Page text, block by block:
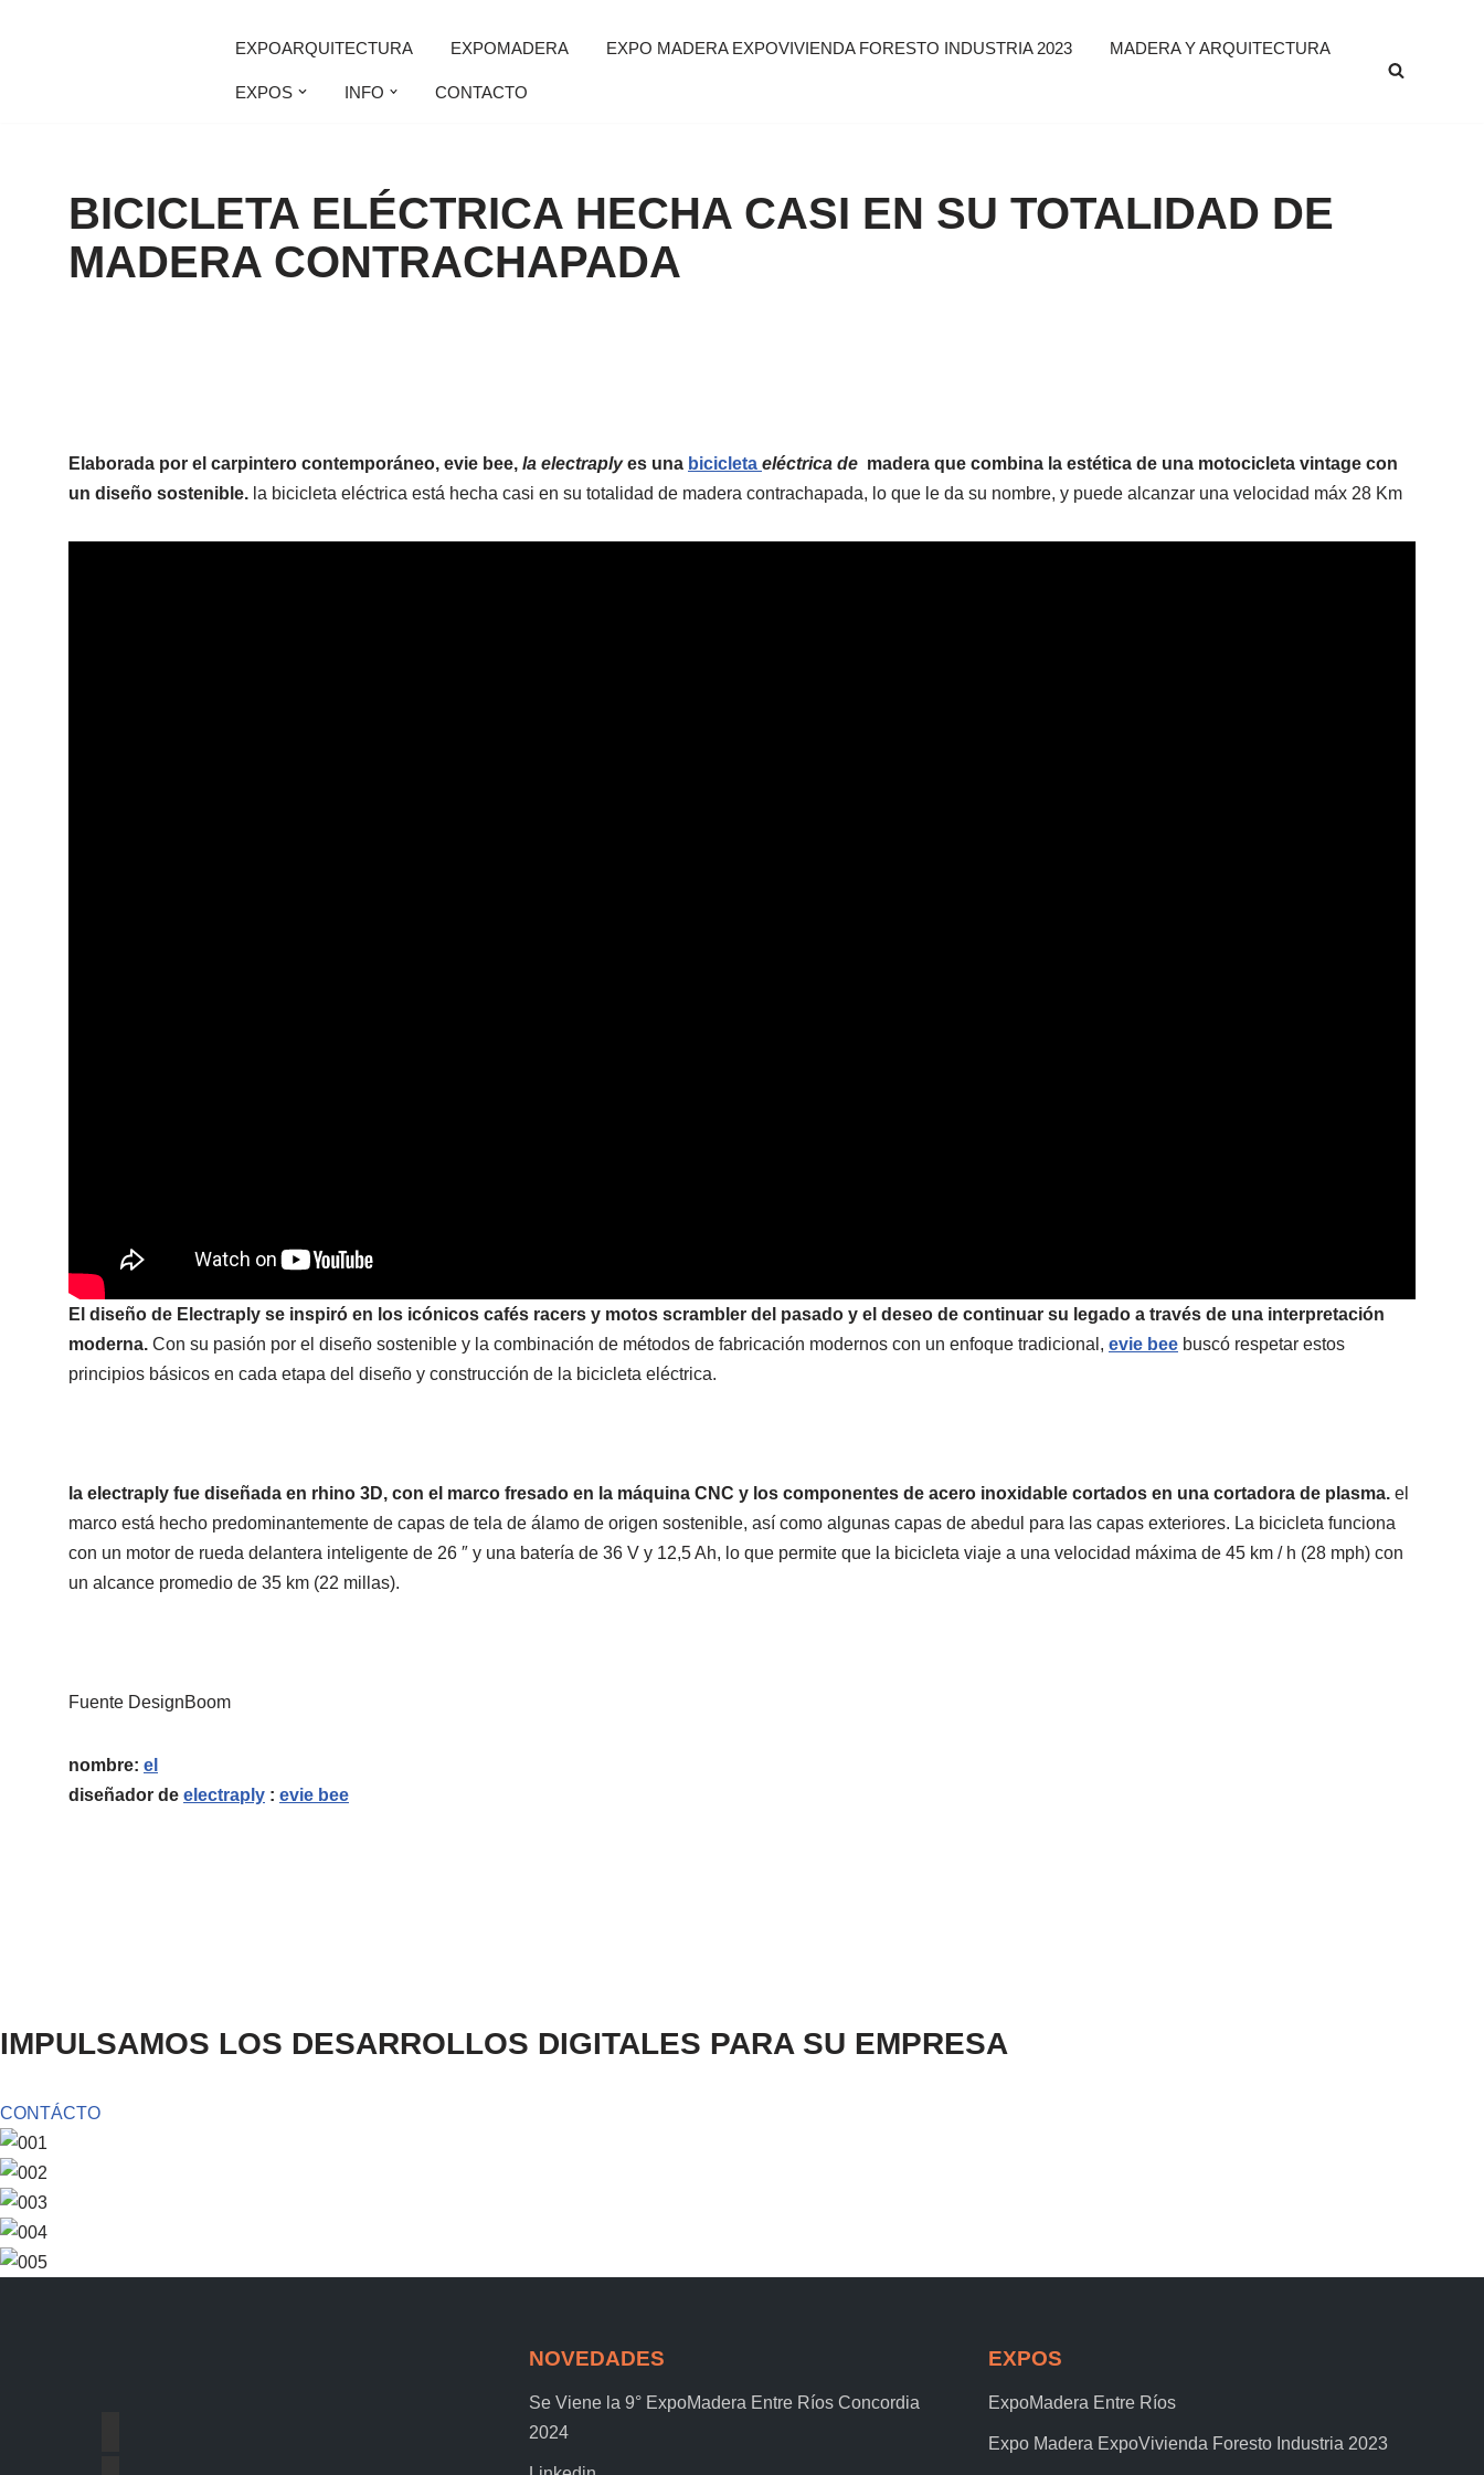
EXPOARQUITECTURA EXPOMADERA EXPO MADERA EXPOVIVIENDA FORESTO INDUSTRIA 2023 MADERA Y ARQUITECTURA
EXPOS INFO CONTACTO
BICICLETA ELÉCTRICA HECHA CASI EN SU TOTALIDAD DE
MADERA CONTRACHAPADA
Elaborada por el carpintero contemporáneo, evie bee, la electraplyes una bicicleta eléctrica de madera que combina la estética de una motocicleta vintage con
un diseño sostenible. la bicicleta eléctrica está hecha casi en su totalidad de madera contrachapada, lo que le da su nombre, y puede alcanzar una velocidad máx 28 Km
El diseño de Electraply se inspiró en los icónicos cafés racers y motos scrambler del pasado y el deseo de continuar su legado a través de una interpretación
moderna. Con su pasión por el diseño sostenible y la combinación de métodos de fabricación modernos con un enfoque tradicional, evie bee buscó respetar estos
principios básicos en cada etapa del diseño y construcción de la bicicleta eléctrica.
la electraply fue diseñada en rhino 3D, con el marco fresado en la máquina CNC y los componentes de acero inoxidable cortados en una cortadora de plasma. el
marco está hecho predominantemente de capas de tela de álamo de origen sostenible, así como algunas capas de abedul para las capas exteriores. La bicicleta funciona
con un motor de rueda delantera inteligente de 26 ″ y una batería de 36 V y 12,5 Ah, lo que permite que la bicicleta viaje a una velocidad máxima de 45 km / h (28 mph) con
un alcance promedio de 35 km (22 millas).
Fuente DesignBoom
nombre: el
diseñador de electraply : evie bee
IMPULSAMOS LOS DESARROLLOS DIGITALES PARA SU EMPRESA
CONTÁCTO
NOVEDADES
Se Viene la 9° ExpoMadera Entre Ríos Concordia
2024
EXPOS
ExpoMadera Entre Ríos
Expo Madera ExpoVivienda Foresto Industria 2023